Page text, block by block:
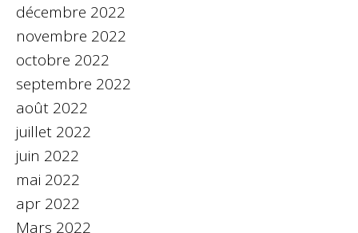
décembre 2022
novembre 2022
octobre 2022
septembre 2022
août 2022
juillet 2022
juin 2022
mai 2022
apr 2022
Mars 2022